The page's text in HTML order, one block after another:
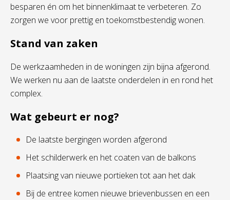
besparen én om het binnenklimaat te verbeteren. Zo
zorgen we voor prettig en toekomstbestendig wonen.
Stand van zaken
De werkzaamheden in de woningen zijn bijna afgerond.
We werken nu aan de laatste onderdelen in en rond het
complex.
Wat gebeurt er nog?
De laatste bergingen worden afgerond
Het schilderwerk en het coaten van de balkons
Plaatsing van nieuwe portieken tot aan het dak
Bij de entree komen nieuwe brievenbussen en een